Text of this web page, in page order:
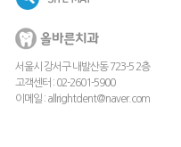
서울시 강서구 내발산동 723-5 2층
고객센터 : 02-2601-5900
이메일 : allrightdent@naver.com